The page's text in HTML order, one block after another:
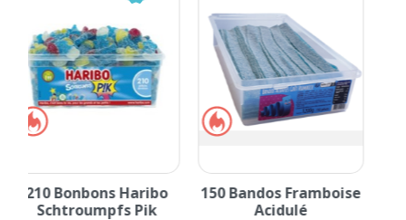
45 Bonbons Haribo
Roulette Cola
300 Bonbons Haribo
Acidofilo Cola Pik